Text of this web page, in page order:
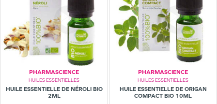
PHARMASCIENCE
HUILES ESSENTIELLES
HUILE ESSENTIELLE DE NÉROLI BIO
2ML
PHARMASCIENCE
HUILES ESSENTIELLES
HUILE ESSENTIELLE DE ORIGAN
COMPACT BIO 10ML